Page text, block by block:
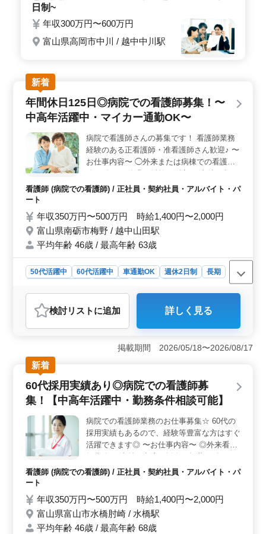
日制~
年収300万円〜600万円
富山県高岡市中川 / 越中中川駅
新着
年間休日125日◎病院での看護師募集！〜
中高年活躍中・マイカー通勤OK〜
病院で看護師さんの募集です！ 看護師業務
経験のある正看護師・准看護師さん歓迎♪ 〜
お仕事内容〜 ◯外来または病棟での看護業
滴、採血 ・ガーゼ交換 ・カルテ整理、記録
あり 年間休日125日とプライベートも大事に
できる環境です。 マイカー通勤もOK♪お気
軽にご応募ください！
看護師 (病院での看護師) / 正社員・契約社員・アルバイト・パ
ート
年収350万円〜500万円 時給1,400円〜2,000円
富山県南砺市梅野 / 越中山田駅
平均年齢 46歳 / 最高年齢 63歳
50代活躍中 60代活躍中 車通勤OK 週休2日制
長期
おすすめポイント
＜働きやすい環境＞ 年間休日125日という多くの休日が
確保されており、プライベートを大切にしながら働ける
環境です。また、マイカー通勤が可能であり、交通手段
に制約を感じることなく通勤できます。 ＜経験者優
遇＞ 正看護師もしくは准看護師免許を持ち、看護師実
務経験が5年以上ある方を歓迎します。経験豊富な方がス
ムーズに業務に参加できるよう、適切なサポートや研修
と実績に見合った報酬が期待できます。 ＜安心の福
利厚生＞ 社会保険が完備されており、従業員の安心・
安定をサポートします。加えて、実費支給の通勤手当も
あり、通勤にかかる費用も軽減可能です。これにより、
経済的な負担を軽減し、ストレスのない働き方が実現で
きます。
検討リスト に追加 詳しく見る
掲載期間 2026/05/18〜2026/08/17
新着
60代採用実績あり◎病院での看護師募
集！【中高年活躍中・勤務条件相談可能】
病院での看護師業務のお仕事募集☆ 60代の
採用実績もあるので、経験等豊富な方はすぐ
活躍できます◎ 〜お仕事内容〜 ◎外来看護
体温、脈拍の測定 ・カルテ整理、記録 〜特
やお休みも相談可能です！ぜひご応募くださ
い♪
看護師 (病院での看護師) / 正社員・契約社員・アルバイト・パ
ート
年収350万円〜500万円 時給1,400円〜2,000円
富山県富山市水橋肘崎 / 水橋駅
平均年齢 46歳 / 最高年齢 68歳